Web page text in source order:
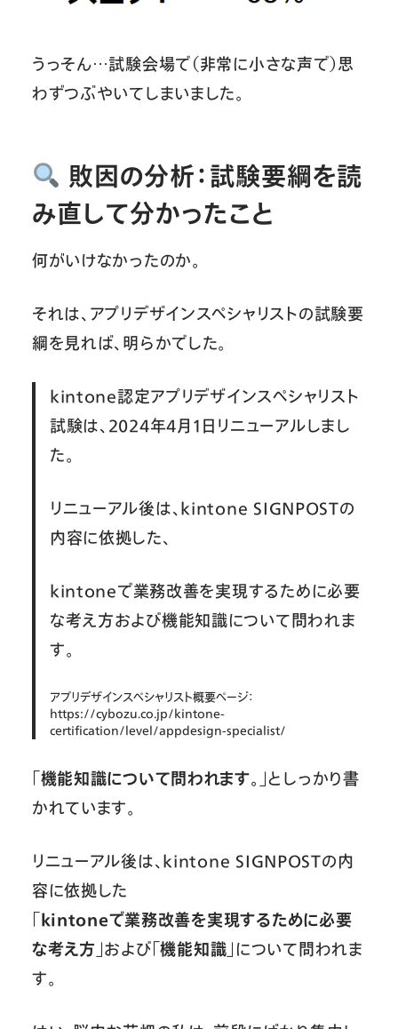
うっそん…試験会場で（非常に小さな声で）思
わずつぶやいてしまいました。
敗因の分析：試験要綱を読
み直して分かったこと
何がいけなかったのか。
それは、アプリデザインスペシャリストの試験要
綱を見れば、明らかでした。
kintone認定アプリデザインスペシャリスト
試験は、2024年4月1日リニューアルしまし
た。
リニューアル後は、kintone SIGNPOSTの
内容に依拠した、
kintoneで業務改善を実現するために必要
な考え方および機能知識について問われま
す。
アプリデザインスペシャリスト概要ページ：
https://cybozu.co.jp/kintone-
certification/level/appdesign-specialist/
「機能知識について問われます。」としっかり書
かれています。
リニューアル後は、kintone SIGNPOSTの内
容に依拠した
「kintoneで業務改善を実現するために必要
な考え方」および「機能知識」 について問われま
す。